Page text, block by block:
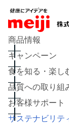
商品情報
キャンペーン
食を知る・楽し
品質への取り組
お客様サポート
サステナビリテ